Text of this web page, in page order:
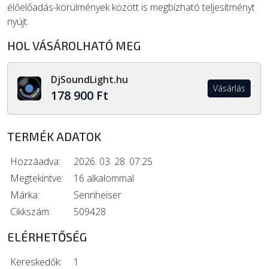
élőelőadás-körülmények között is megbízható teljesítményt
nyújt.
HOL VÁSÁROLHATÓ MEG
DjSoundLight.hu
178 900 Ft Vásárlás
TERMÉK ADATOK
Hozzáadva:
2026. 03. 28. 07:25
Megtekintve:
16 alkalommal
Márka:
Sennheiser
Cikkszám:
509428
ELÉRHETŐSÉG
Kereskedők:
1